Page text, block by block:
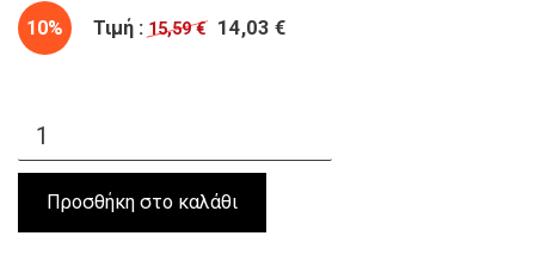
10% Τιμή : 15,59 € 14,03 €